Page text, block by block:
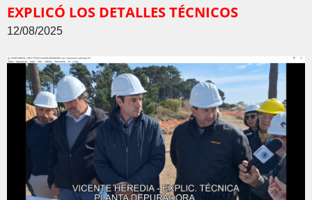
EXPLICÓ LOS DETALLES TÉCNICOS
12/08/2025